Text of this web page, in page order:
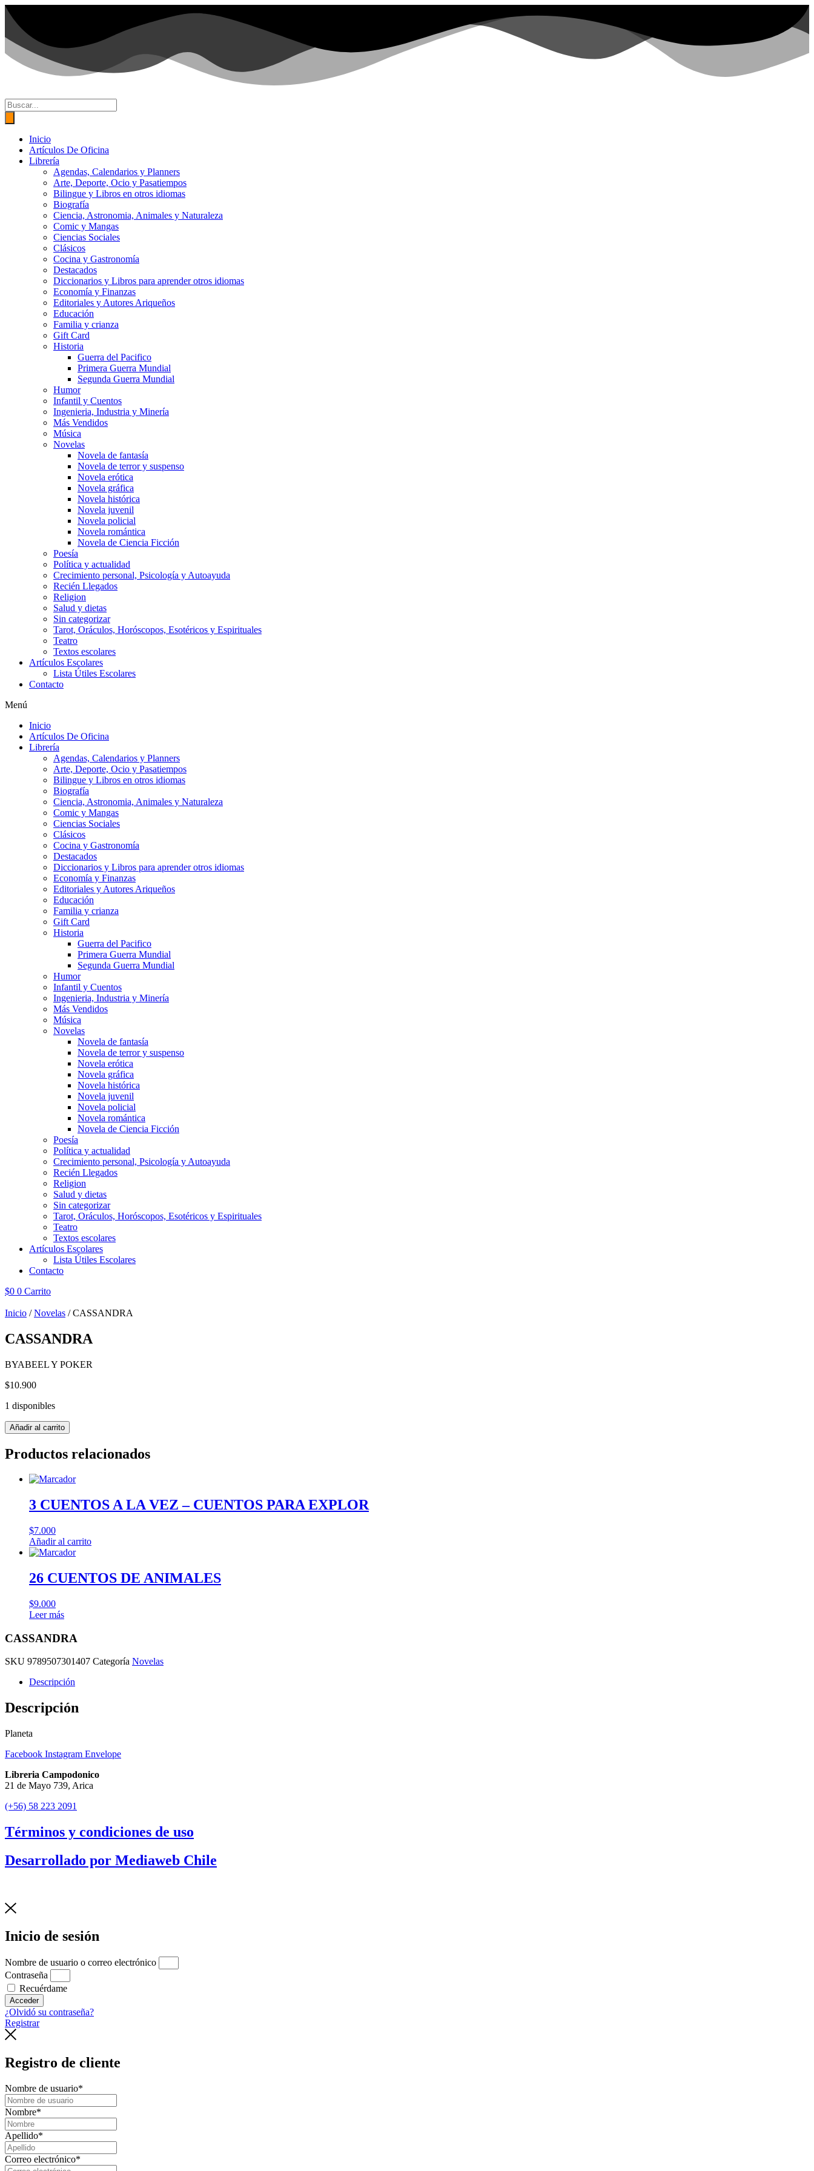
Ir
contenido
Búsqueda
de
productos
Inicio
Artículos De Oficina
Librería
Agendas, Calendarios y Planners
Arte, Deporte, Ocio y Pasatiempos
Bilingue y Libros en otros idiomas
Biografía
Ciencia, Astronomia, Animales y Naturaleza
Comic y Mangas
Ciencias Sociales
Clásicos
Cocina y Gastronomía
Destacados
Diccionarios y Libros para aprender otros idiomas
Economía y Finanzas
Editoriales y Autores Ariqueños
Educación
Familia y crianza
Gift Card
Historia
Guerra del Pacifico
Primera Guerra Mundial
Segunda Guerra Mundial
Humor
Infantil y Cuentos
Ingenieria, Industria y Minería
Más Vendidos
Música
Novelas
Novela de fantasía
Novela de terror y suspenso
Novela erótica
Novela gráfica
Novela histórica
Novela juvenil
Novela policial
Novela romántica
Novela de Ciencia Ficción
Poesía
Política y actualidad
Crecimiento personal, Psicología y Autoayuda
Recién Llegados
Religion
Salud y dietas
Sin categorizar
Tarot, Oráculos, Horóscopos, Esotéricos y Espirituales
Teatro
Textos escolares
Artículos Escolares
Lista Útiles Escolares
Contacto
Menú
Inicio
Artículos De Oficina
Librería
Agendas, Calendarios y Planners
Arte, Deporte, Ocio y Pasatiempos
Bilingue y Libros en otros idiomas
Biografía
Ciencia, Astronomia, Animales y Naturaleza
Comic y Mangas
Ciencias Sociales
Clásicos
Cocina y Gastronomía
Destacados
Diccionarios y Libros para aprender otros idiomas
Economía y Finanzas
Editoriales y Autores Ariqueños
Educación
Familia y crianza
Gift Card
Historia
Guerra del Pacifico
Primera Guerra Mundial
Segunda Guerra Mundial
Humor
Infantil y Cuentos
Ingenieria, Industria y Minería
Más Vendidos
Música
Novelas
Novela de fantasía
Novela de terror y suspenso
Novela erótica
Novela gráfica
Novela histórica
Novela juvenil
Novela policial
Novela romántica
Novela de Ciencia Ficción
Poesía
Política y actualidad
Crecimiento personal, Psicología y Autoayuda
Recién Llegados
Religion
Salud y dietas
Sin categorizar
Tarot, Oráculos, Horóscopos, Esotéricos y Espirituales
Teatro
Textos escolares
Artículos Escolares
Lista Útiles Escolares
Contacto
$0 0 Carrito
Inicio /Novelas / CASSANDRA
CASSANDRA
BYABEEL Y POKER
$10.900
1 disponibles
CASSANDRA
cantidad
Añadir al carrito
Productos relacionados
3 CUENTOS A LA VEZ – CUENTOS PARA EXPLOR
$7.000
Añadir al carrito
26 CUENTOS DE ANIMALES
$9.000
Leer más
CASSANDRA
SKU 9789507301407 Categoría Novelas
Descripción
Descripción
Planeta
Facebook Instagram Envelope
Libreria Campodonico
21 de Mayo 739, Arica
(+56) 58 223 2091
Términos y condiciones de uso
Desarrollado por Mediaweb Chile
Inicio de sesión
Nombre de usuario o correo electrónico
Contraseña
Recuérdame
Acceder
¿Olvidó su contraseña?
Registrar
Registro de cliente
Nombre de usuario*
Nombre*
Apellido*
Correo electrónico*